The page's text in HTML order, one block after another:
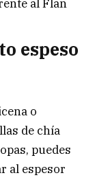
al Flan
espeso
o
de chía
puedes
al espesor